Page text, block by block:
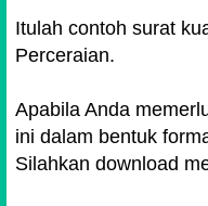
Itulah contoh surat
Perceraian.
Apabila Anda
ini dalam bentuk
Silahkan download